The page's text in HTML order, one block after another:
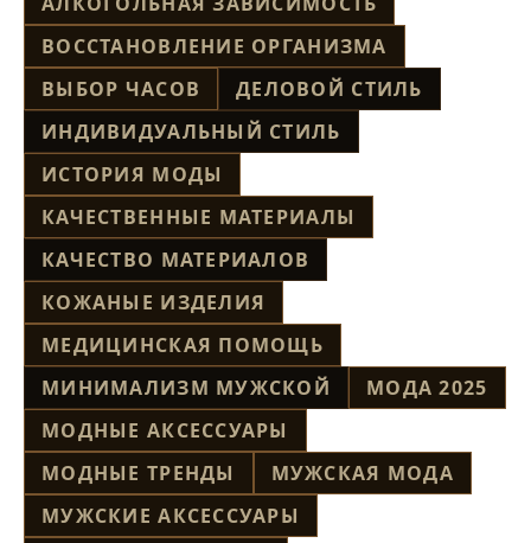
ВОССТАНОВЛЕНИЕ ОРГАНИЗМА
ВЫБОР ЧАСОВ
ДЕЛОВОЙ СТИЛЬ
ИНДИВИДУАЛЬНЫЙ СТИЛЬ
ИСТОРИЯ МОДЫ
КАЧЕСТВЕННЫЕ МАТЕРИАЛЫ
КАЧЕСТВО МАТЕРИАЛОВ
КОЖАНЫЕ ИЗДЕЛИЯ
МЕДИЦИНСКАЯ ПОМОЩЬ
МИНИМАЛИЗМ МУЖСКОЙ
МОДА 2025
МОДНЫЕ АКСЕССУАРЫ
МОДНЫЕ ТРЕНДЫ
МУЖСКАЯ МОДА
МУЖСКИЕ АКСЕССУАРЫ